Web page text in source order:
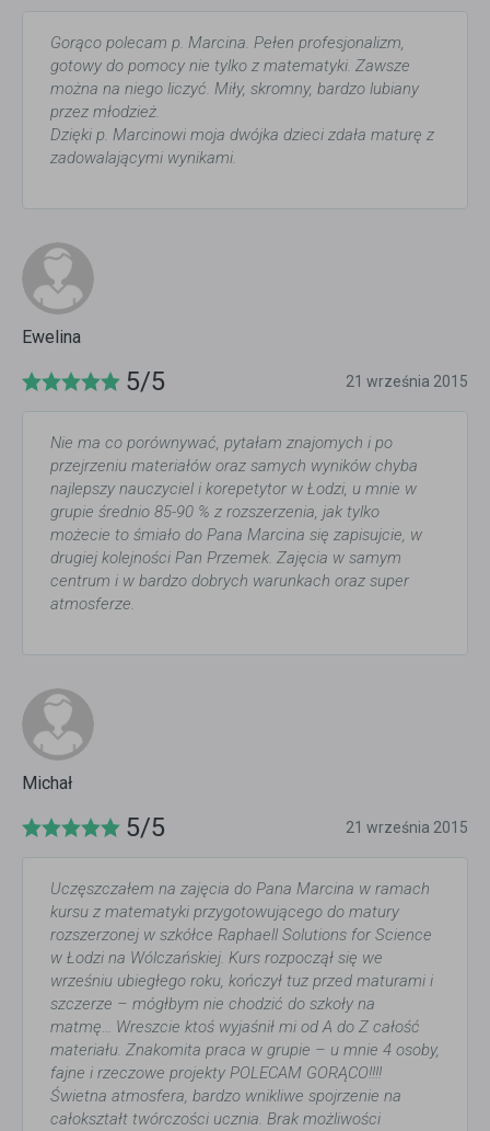
Gorąco polecam p. Marcina. Pełen profesjonalizm,
gotowy do pomocy nie tylko z matematyki. Zawsze
można na niego liczyć. Miły, skromny, bardzo lubiany
przez młodzież.
Dzięki p. Marcinowi moja dwójka dzieci zdała maturę z
zadowalającymi wynikami.
Ewelina
5/5 21 września 2015
Nie ma co porównywać, pytałam znajomych i po
przejrzeniu materiałów oraz samych wyników chyba
najlepszy nauczyciel i korepetytor w Łodzi, u mnie w
grupie średnio 85-90 % z rozszerzenia, jak tylko
możecie to śmiało do Pana Marcina się zapisujcie, w
drugiej kolejności Pan Przemek. Zajęcia w samym
centrum i w bardzo dobrych warunkach oraz super
atmosferze.
Michał
5/5 21 września 2015
Uczęszczałem na zajęcia do Pana Marcina w ramach
kursu z matematyki przygotowującego do matury
rozszerzonej w szkółce Raphaell Solutions for Science
w Łodzi na Wólczańskiej. Kurs rozpoczął się we
wrześniu ubiegłego roku, kończył tuz przed maturami i
szczerze – mógłbym nie chodzić do szkoły na
matmę… Wreszcie ktoś wyjaśnił mi od A do Z całość
materiału. Znakomita praca w grupie – u mnie 4 osoby,
fajne i rzeczowe projekty POLECAM GORĄCO!!!!
Świetna atmosfera, bardzo wnikliwe spojrzenie na
całokształt twórczości ucznia. Brak możliwości